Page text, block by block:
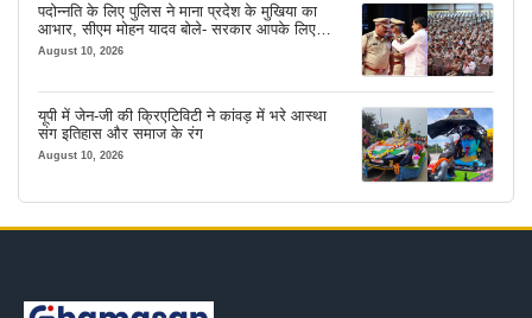
पदोन्नति के लिए पुलिस ने माना प्रदेश के मुखिया का
आभार, सीएम मोहन यादव बोले- सरकार आपके लिए
सबकुछ करेगी
August 10, 2026
यूपी में जेन-जी की क्रिएटिविटी ने कांवड़ में भरे आस्था
संग इतिहास और समाज के रंग
August 10, 2026